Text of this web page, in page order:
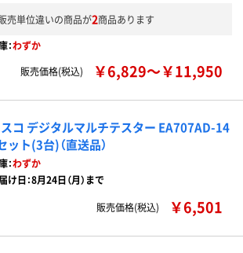
売単位違いの商品が2商品あります
：わずか
販売価格(税込)
￥6,829～￥11,950
コ デジタルマルチテスター EA707AD-14
ット(3台)（直送品）
：わずか
け日：8月24日（月）まで
販売価格(税込) ￥6,501